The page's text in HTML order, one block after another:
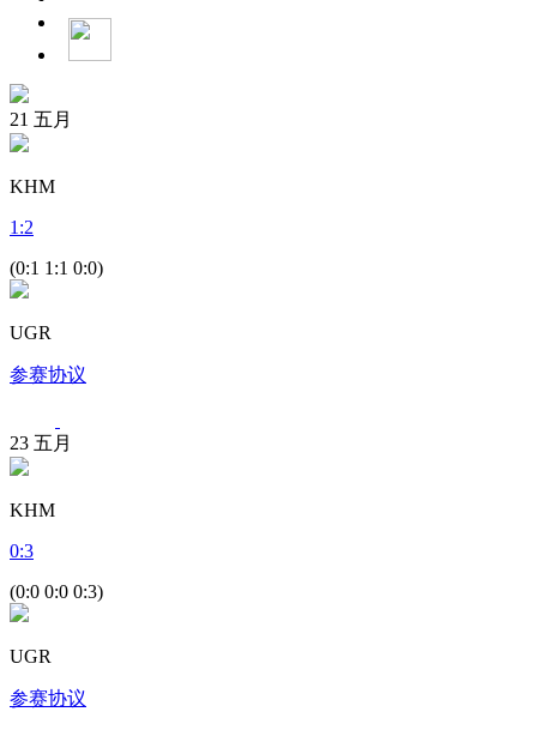
21 五月
KHM
1 :2
(0:1 1:1 0:0)
UGR
参赛协议
23 五月
KHM
0:3
(0:0 0:0 0:3)
UGR
参赛协议